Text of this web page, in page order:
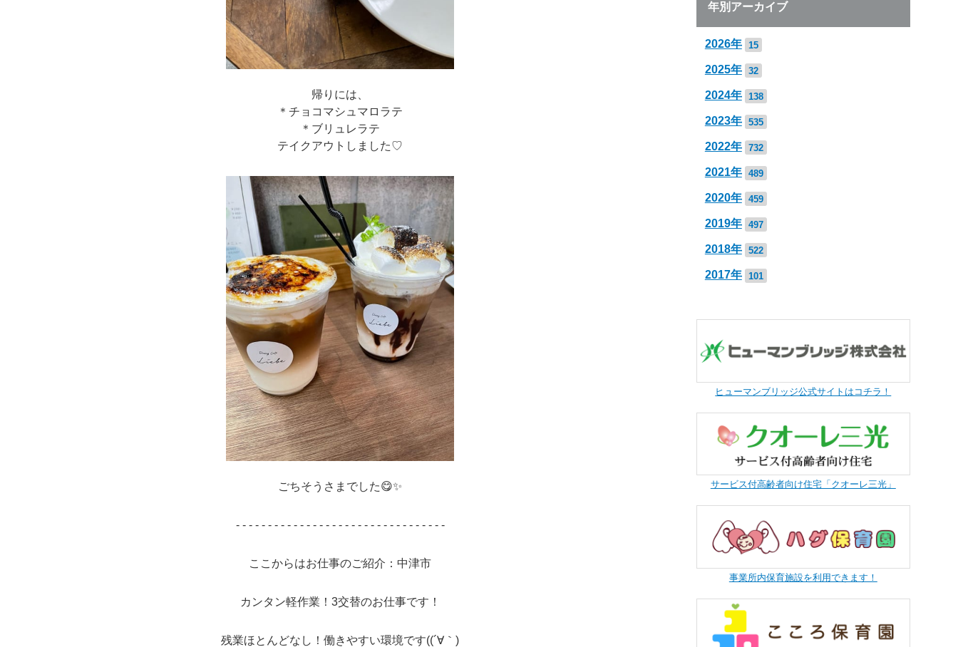
帰りには、
＊チョコマシュマロラテ
＊ブリュレラテ
テイクアウトしました♡
ごちそうさまでした😋✨
- - - - - - - - - - - - - - - - - - - - - - - - - - - - - - - - -
ここからはお仕事のご紹介：中津市
カンタン軽作業！3交替のお仕事です！
残業ほとんどなし！働きやすい環境です((´∀｀)
年別アーカイブ
2026年 15
2025年 32
2024年 138
2023年 535
2022年 732
2021年 489
2020年 459
2019年 497
2018年 522
2017年 101
ヒューマンブリッジ公式サイトはコチラ！
サービス付高齢者向け住宅「クオーレ三光」
事業所内保育施設を利用できます！